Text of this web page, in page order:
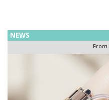
の新作が登場シチズン
NEWS
From